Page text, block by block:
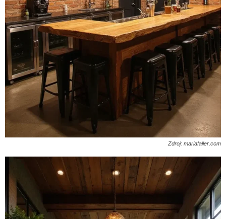
Zdroj: mariafaller.com